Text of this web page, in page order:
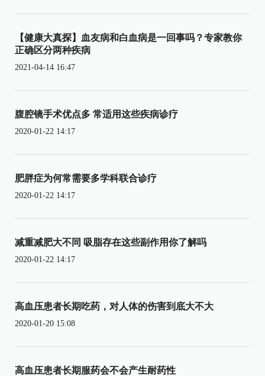
【健康大真探】血友病和白血病是一回事吗？专家教你
正确区分两种疾病
2021-04-14 16:47
腹腔镜手术优点多 常适用这些疾病诊疗
2020-01-22 14:17
肥胖症为何常需要多学科联合诊疗
2020-01-22 14:17
减重减肥大不同 吸脂存在这些副作用你了解吗
2020-01-22 14:17
高血压患者长期吃药，对人体的伤害到底大不大
2020-01-20 15:08
高血压患者长期服药会不会产生耐药性